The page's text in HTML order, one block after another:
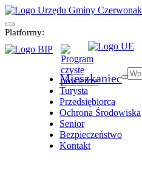
Platformy:
Mieszkaniec
Turysta
Przedsiębiorca
Ochrona Środowiska
Senior
Bezpieczeństwo
Kontakt